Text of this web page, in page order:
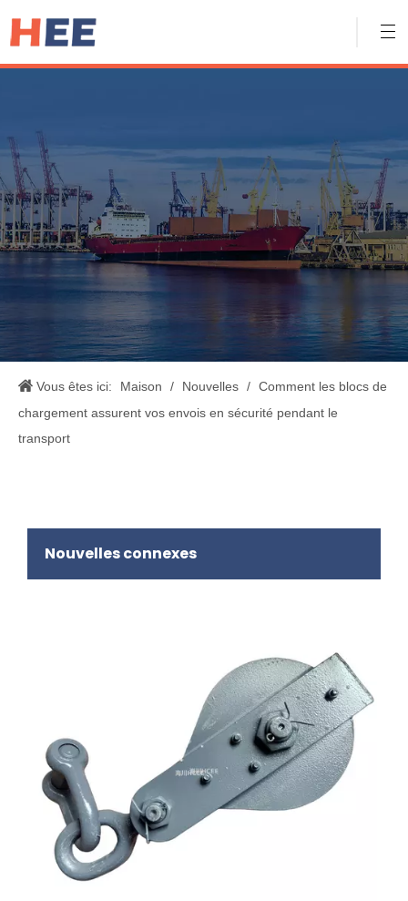
Vous êtes ici: Maison / Nouvelles / Comment les blocs de
chargement assurent vos envois en sécurité pendant le
transport
Nouvelles connexes